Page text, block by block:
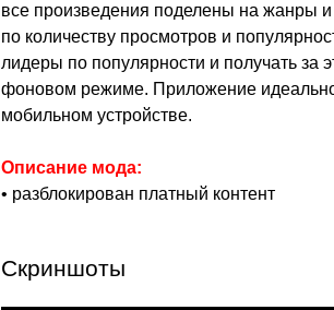
все произведения поделены на жанры и
по количеству просмотров и
лидеры по популярности и получать за
фоновом режиме. Приложение
мобильном устройстве.
Описание мода:
• разблокирован платный контент
Скриншоты